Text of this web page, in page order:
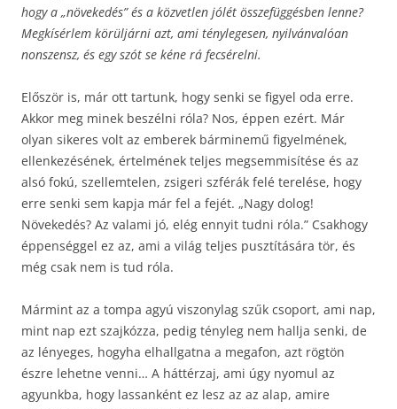
hogy a „növekedés” és a közvetlen jólét összefüggésben lenne?
Megkísérlem körüljárni azt, ami ténylegesen, nyilvánvalóan
nonszensz, és egy szót se kéne rá fecsérelni.
Először is, már ott tartunk, hogy senki se figyel oda erre.
Akkor meg minek beszélni róla? Nos, éppen ezért. Már
olyan sikeres volt az emberek bárminemű figyelmének,
ellenkezésének, értelmének teljes megsemmisítése és az
alsó fokú, szellemtelen, zsigeri szférák felé terelése, hogy
erre senki sem kapja már fel a fejét. „Nagy dolog!
Növekedés? Az valami jó, elég ennyit tudni róla.” Csakhogy
éppenséggel ez az, ami a világ teljes pusztítására tör, és
még csak nem is tud róla.
Mármint az a tompa agyú viszonylag szűk csoport, ami nap,
mint nap ezt szajkózza, pedig tényleg nem hallja senki, de
az lényeges, hogyha elhallgatna a megafon, azt rögtön
észre lehetne venni… A háttérzaj, ami úgy nyomul az
agyunkba, hogy lassanként ez lesz az az alap, amire